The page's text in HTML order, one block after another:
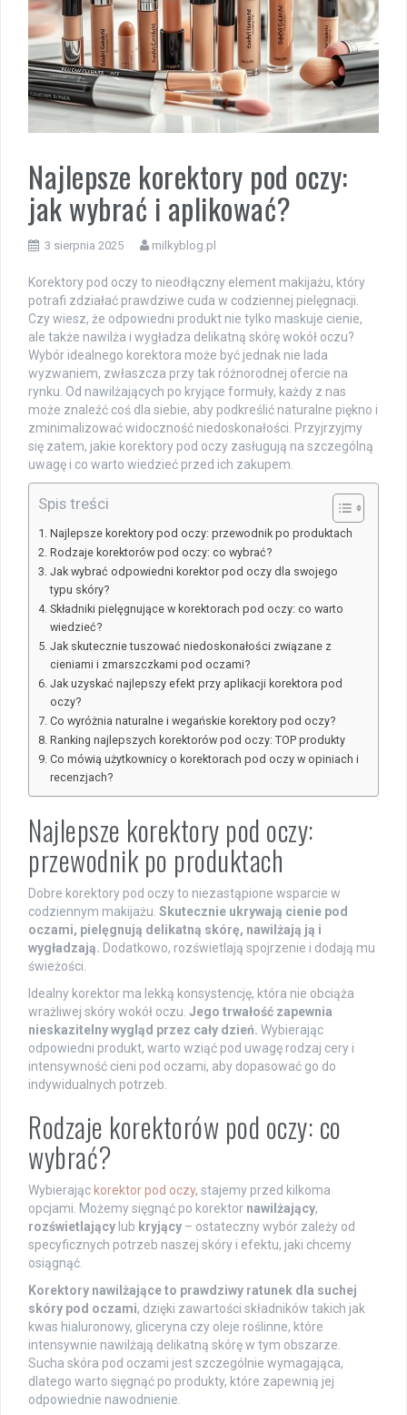
Najlepsze korektory pod oczy:
jak wybrać i aplikować?
3 sierpnia 2025 milkyblog.pl
Korektory pod oczy to nieodłączny element makijażu, który
potrafi zdziałać prawdziwe cuda w codziennej pielęgnacji.
Czy wiesz, że odpowiedni produkt nie tylko maskuje cienie,
ale także nawilża i wygładza delikatną skórę wokół oczu?
Wybór idealnego korektora może być jednak nie lada
wyzwaniem, zwłaszcza przy tak różnorodnej ofercie na
rynku. Od nawilżających po kryjące formuły, każdy z nas
może znaleźć coś dla siebie, aby podkreślić naturalne piękno i
zminimalizować widoczność niedoskonałości. Przyjrzyjmy
się zatem, jakie korektory pod oczy zasługują na szczególną
uwagę i co warto wiedzieć przed ich zakupem.
Spis treści
Najlepsze korektory pod oczy: przewodnik po produktach
Rodzaje korektorów pod oczy: co wybrać?
Jak wybrać odpowiedni korektor pod oczy dla swojego
typu skóry?
Składniki pielęgnujące w korektorach pod oczy: co warto
wiedzieć?
Jak skutecznie tuszować niedoskonałości związane z
cieniami i zmarszczkami pod oczami?
Jak uzyskać najlepszy efekt przy aplikacji korektora pod
oczy?
Co wyróżnia naturalne i wegańskie korektory pod oczy?
Ranking najlepszych korektorów pod oczy: TOP produkty
Co mówią użytkownicy o korektorach pod oczy w opiniach i
recenzjach?
Najlepsze korektory pod oczy:
przewodnik po produktach
Dobre korektory pod oczy to niezastąpione wsparcie w
codziennym makijażu. Skutecznie ukrywają cienie pod
oczami, pielęgnują delikatną skórę, nawilżają ją i
wygładzają. Dodatkowo, rozświetlają spojrzenie i dodają mu
świeżości.
Idealny korektor ma lekką konsystencję, która nie obciąża
wrażliwej skóry wokół oczu. Jego trwałość zapewnia
nieskazitelny wygląd przez cały dzień. Wybierając
odpowiedni produkt, warto wziąć pod uwagę rodzaj cery i
intensywność cieni pod oczami, aby dopasować go do
indywidualnych potrzeb.
Rodzaje korektorów pod oczy: co
wybrać?
Wybierając korektor pod oczy, stajemy przed kilkoma
opcjami. Możemy sięgnąć po korektor nawilżający,
rozświetlający lub kryjący – ostateczny wybór zależy od
specyficznych potrzeb naszej skóry i efektu, jaki chcemy
osiągnąć.
Korektory nawilżające to prawdziwy ratunek dla suchej
skóry pod oczami, dzięki zawartości składników takich jak
kwas hialuronowy, gliceryna czy oleje roślinne, które
intensywnie nawilżają delikatną skórę w tym obszarze.
Sucha skóra pod oczami jest szczególnie wymagająca,
dlatego warto sięgnąć po produkty, które zapewnią jej
odpowiednie nawodnienie.